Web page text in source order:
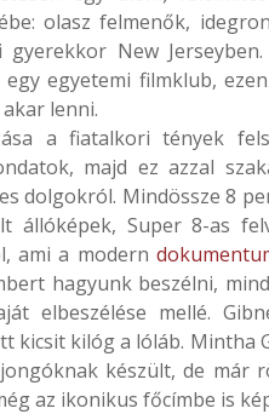
olasz felmenők,
New
egyetemi filmklub,
lenni.
a fiatalkori tények
majd ez azzal
dolgokról. Mindössze 8
állóképek, Super 8-as
ami a modern
hagyunk beszélni,
elbeszélése mellé.
kicsit kilóg a lóláb. Mintha
készült, de már
az ikonikus főcímbe is